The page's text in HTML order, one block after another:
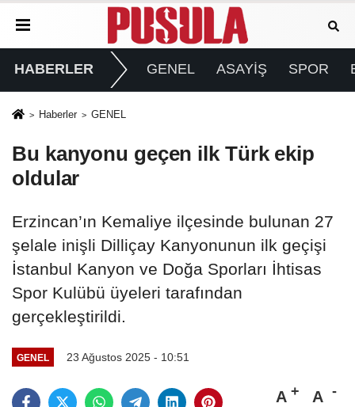
HABERLER GENEL ASAYİŞ SPOR
Haberler GENEL
Bu kanyonu geçen ilk Türk ekip
oldular
Erzincan’ın Kemaliye ilçesinde bulunan 27
şelale inişli Dilliçay Kanyonunun ilk geçişi
İstanbul Kanyon ve Doğa Sporları İhtisas
Spor Kulübü üyeleri tarafından
gerçekleştirildi.
GENEL 23 Ağustos 2025 - 10:51
A A